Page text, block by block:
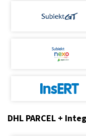
DHL PARCEL +